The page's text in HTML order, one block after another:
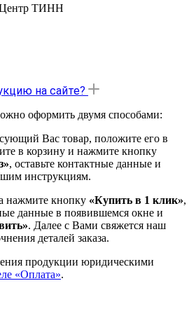
ТИНН
на сайте?
оформить двумя способами:
Вас товар, положите его в
в корзину и нажмите кнопку
, оставьте контактные данные и
инструкциям.
нажмите кнопку «Купить в 1 клик»,
данные в появившемся окне и
. Далее с Вами свяжется наш
деталей заказа.
продукции юридическими
«Оплата».